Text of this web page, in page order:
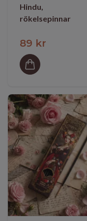
Hindu,
rökelsepinnar
89 kr